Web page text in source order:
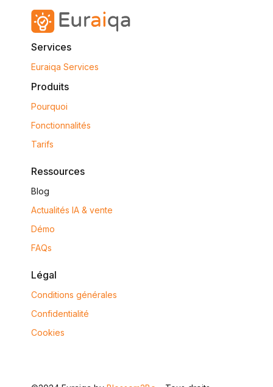
Services
Euraiqa Services
Produits
Pourquoi
Fonctionnalités
Tarifs
Ressources
Blog
Actualités IA & vente
Démo
FAQs
Légal
Conditions générales
Confidentialité
Cookies